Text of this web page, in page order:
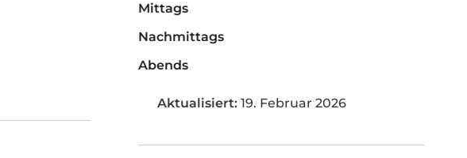
Mittags
Nachmittags
Abends
Aktualisiert: 19. Februar 2026